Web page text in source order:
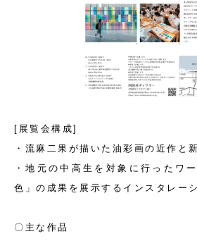
[展覧会構成]
・流麻二果が描いた油彩画の近作と
・地元の中高生を対象に行ったワ
色」の成果を展示するインスタレー
〇主な作品